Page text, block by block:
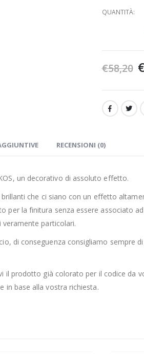
QUANTITÀ
€58,20
RECENSIONI (0)
un decorativo di assoluto effetto.
che ci siano con un effetto
per la finitura senza essere associato
particolari.
di conseguenza consigliamo sempre
il prodotto già colorato per il codice da
in base alla vostra richiesta.